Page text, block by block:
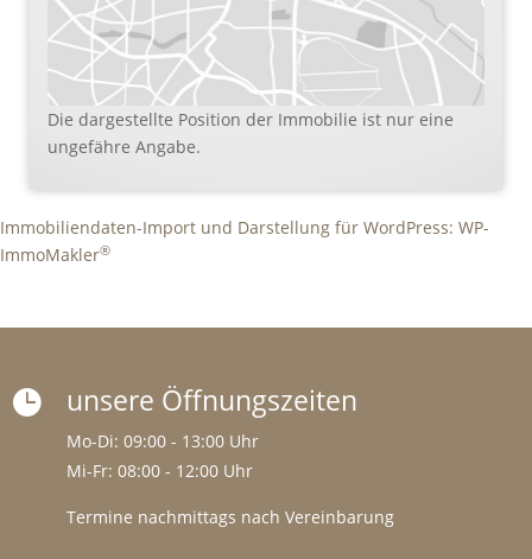
Die dargestellte Position der Immobilie ist nur eine
ungefähre Angabe.
Immobiliendaten-Import und Darstellung für WordPress: WP-
ImmoMakler®
 unsere Öffnungszeiten
Mo-Di: 09:00 - 13:00 Uhr
Mi-Fr: 08:00 - 12:00 Uhr
Termine nachmittags nach Vereinbarung